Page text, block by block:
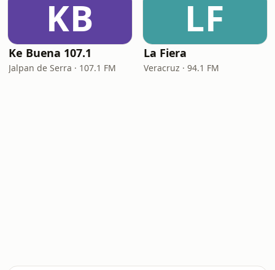
KB
Ke Buena 107.1
Jalpan de Serra · 107.1 FM
LF
La Fiera
Veracruz · 94.1 FM